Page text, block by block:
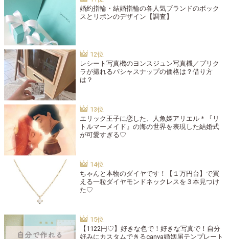
婚約指輪・結婚指輪の各人気ブランドのボック
スとリボンのデザイン【調査】
レシート写真機のヨンスジュン写真機／プリク
ラが撮れるパシャスナップの価格は？借り方
は？
エリック王子に恋した、人魚姫アリエル＊『リ
トルマーメイド』の海の世界を表現した結婚式
が可愛すぎる♡
ちゃんと本物のダイヤです！【１万円台】で買
える一粒ダイヤモンドネックレスを３本見つけ
た♡
【1122円♡】好きな色で！好きな写真で！自分
好みにカスタムできるcanva婚姻届テンプレート